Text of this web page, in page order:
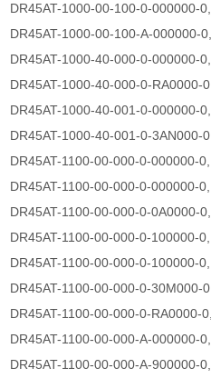
DR45AT-1000-00-100-0-000000-0,
DR45AT-1000-00-100-A-000000-0,
DR45AT-1000-40-000-0-000000-0,
DR45AT-1000-40-000-0-RA0000-0,
DR45AT-1000-40-001-0-000000-0,
DR45AT-1000-40-001-0-3AN000-0,
DR45AT-1100-00-000-0-000000-0,
DR45AT-1100-00-000-0-000000-0,
DR45AT-1100-00-000-0-0A0000-0,
DR45AT-1100-00-000-0-100000-0,
DR45AT-1100-00-000-0-100000-0,
DR45AT-1100-00-000-0-30M000-0,
DR45AT-1100-00-000-0-RA0000-0,
DR45AT-1100-00-000-A-000000-0,
DR45AT-1100-00-000-A-900000-0,